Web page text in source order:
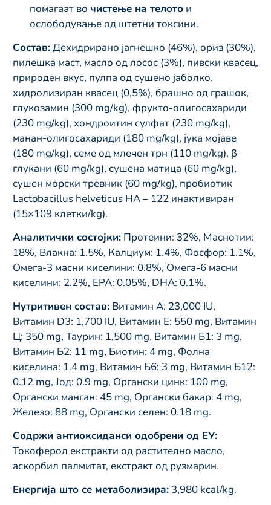
помагаат во чистење на телото и
ослободување од штетни токсини.
Состав:Дехидрирано јагнешко (46%), ориз (30%),
пилешка маст, масло од лосос (3%), пивски квасец,
природен вкус, пулпа од сушено јаболко,
хидролизиран квасец (0,5%), брашно од грашок,
глукозамин (300 mg/kg), фрукто-олигосахариди
(230 mg/kg), хондроитин сулфат (230 mg/kg),
манан-олигосахариди (180 mg/kg), јука мојаве
(180 mg/kg), семе од млечен трн (110 mg/kg), β-
глукани (60 mg/kg), сушена матица (60 mg/kg),
сушен морски тревник (60 mg/kg), пробиотик
Lactobacillus helveticus HA – 122 инактивиран
(15×109 клетки/kg).
Аналитички состојки: Протеини: 32%, Маснотии:
18%, Влакна: 1.5%, Калциум: 1.4%, Фосфор: 1.1%,
Омега-3 масни киселини: 0.8%, Омега-6 масни
киселини: 2.2%, EPA: 0.05%, DHA: 0.1%.
Нутритивен состав: Витамин А: 23,000 IU,
Витамин D3: 1,700 IU, Витамин Е: 550 mg, Витамин
Ц: 350 mg, Таурин: 1,500 mg, Витамин Б1: 3 mg,
Витамин Б2: 11 mg, Биотин: 4 mg, Фолна
киселина: 1.4 mg, Витамин Б6: 3 mg, Витамин Б12:
0.12 mg, Јод: 0.9 mg, Органски цинк: 100 mg,
Органски манган: 45 mg, Органски бакар: 4 mg,
Железо: 88 mg, Органски селен: 0.18 mg.
Содржи антиоксиданси одобрени од ЕУ:
Токоферол екстракти од растително масло,
аскорбил палмитат, екстракт од рузмарин.
Енергија што се метаболизира: 3,980 kcal/kg.